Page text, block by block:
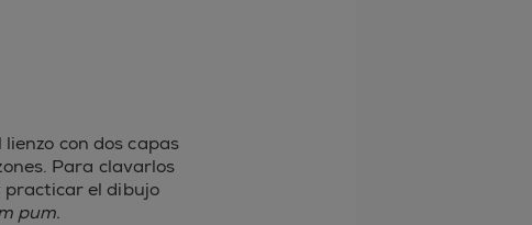
con dos capas
Para clavarlos
el dibujo
pum.